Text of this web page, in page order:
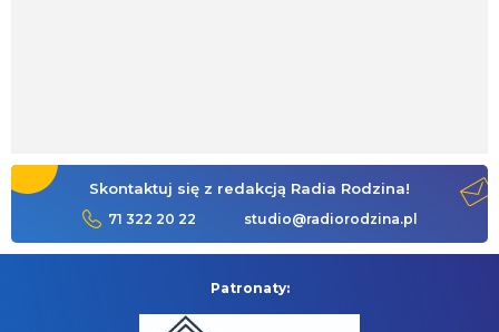
Skontaktuj się z redakcją Radia Rodzina!
71 322 20 22 studio@radiorodzina.pl
Patronaty: